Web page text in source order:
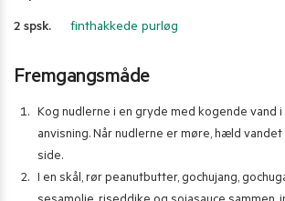
2 spsk. finthakkede purløg
Fremgangsmåde
Kog nudlerne i en gryde med kogende vand
anvisning. Når nudlerne er møre, hæld
side.
I en skål, rør peanutbutter, gochujang,